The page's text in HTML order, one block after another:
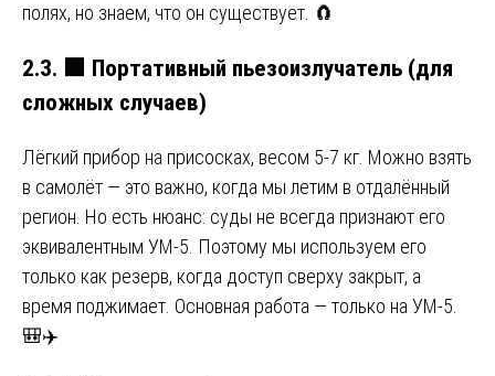
полях, но знаем, что он существует. 🧲
2.3. 🟩 Портативный пьезоизлучатель (для
сложных случаев)
Лёгкий прибор на присосках, весом 5-7 кг. Можно взять
в самолёт — это важно, когда мы летим в отдалённый
регион. Но есть нюанс: суды не всегда признают его
эквивалентным УМ-5. Поэтому мы используем его
только как резерв, когда доступ сверху закрыт, а
время поджимает. Основная работа — только на УМ-5.
🎒✈️